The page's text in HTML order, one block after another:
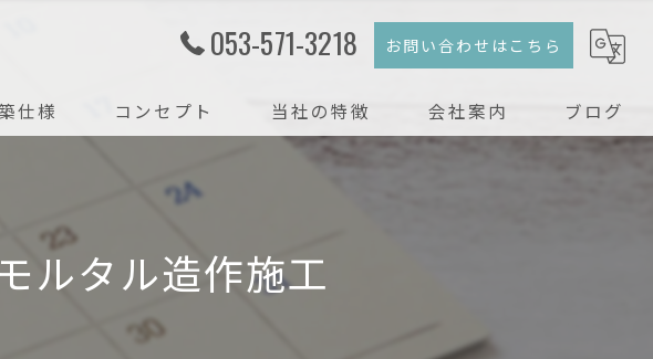
053-571-3218 お問い合わせはこちら
仕様 コンセプト 当社の特徴
戸建て
会社案内 ブログ
タル造作施工